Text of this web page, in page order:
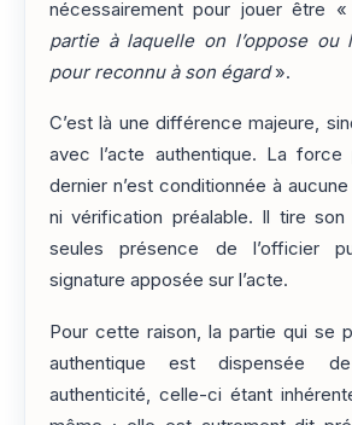
nécessairement pour jouer être «
partie à laquelle on l’oppose ou
pour reconnu à son égard».
C’est là une différence majeure,
avec l’acte authentique. La
dernier n’est conditionnée à
ni vérification préalable. Il tire son
seules présence de l’officier
signature apposée sur l’acte.
Pour cette raison, la partie qui se
authentique est dispensée
authenticité, celle-ci étant